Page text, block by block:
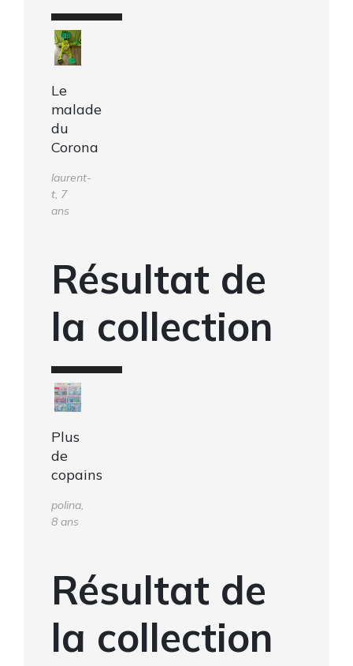
Le
malade
du
Corona
laurent-
t, 7
ans
Résultat de
la collection
Plus
de
copains
polina,
8 ans
Résultat de
la collection